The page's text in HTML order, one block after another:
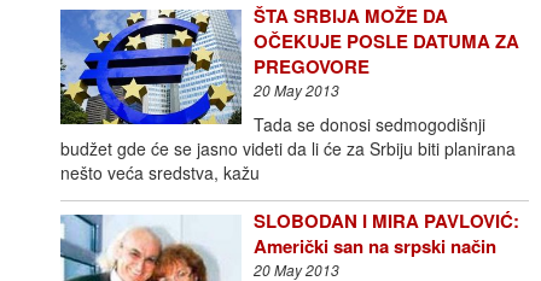
ŠTA SRBIJA MOŽE DA
OČEKUJE POSLE DATUMA ZA
PREGOVORE
20 May 2013
Tada se donosi sedmogodišnji
budžet gde će se jasno videti da li će za Srbiju biti planirana
nešto veća sredstva, kažu
SLOBODAN I MIRA PAVLOVIĆ:
Američki san na srpski način
20 May 2013